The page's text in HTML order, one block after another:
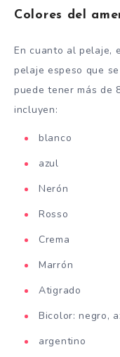
Colores del
En cuanto al pelaje,
pelaje espeso que
puede tener más de
incluyen:
blanco
azul
Nerón
Rosso
Crema
Marrón
Atigrado
Bicolor: negro,
argentino